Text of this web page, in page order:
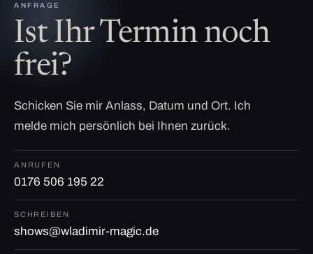
ANFRAGE
Ist Ihr Termin noch
frei?
Schicken Sie mir Anlass, Datum und Ort. Ich
melde mich persönlich bei Ihnen zurück.
ANRUFEN
0176 506 195 22
SCHREIBEN
shows@wladimir-magic.de